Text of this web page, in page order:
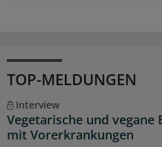
TOP-MELDUNGEN
Interview
Vegetarische und vegane
mit Vorerkrankungen